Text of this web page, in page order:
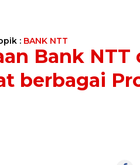
: BANK NTT
Bank NTT
berbagai